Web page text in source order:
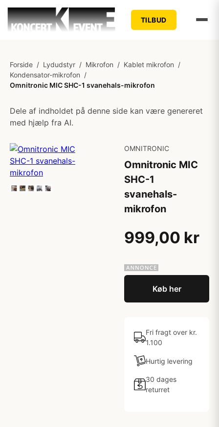
TILBUD
Forside / Lydudstyr / Mikrofon / Kablet mikrofon /
Kondensator-mikrofon /
Omnitronic MIC SHC-1 svanehals-mikrofon
Dele af indholdet på denne side kan være genereret
med hjælp fra AI.
OMNITRONIC
Omnitronic MIC
SHC-1
svanehals-
mikrofon
999,00 kr
Køb her
Fri fragt over kr.
1.100
Hurtig levering
30 dages
returret